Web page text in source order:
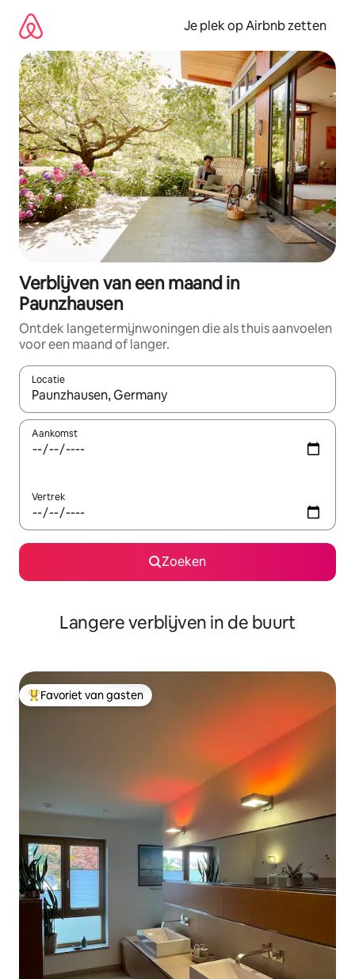
direct
naar
inhoud
Je plek op Airbnb zetten
Verblijven van een maand in
Paunzhausen
Ontdek langetermijnwoningen die als thuis aanvoelen
voor een maand of langer.
Locatie
Wanneer er resultaten beschikbaar zijn, maak je een keuze
Aankomst
Vertrek
Zoeken
Langere verblijven in de buurt
Topfavoriet van gasten
Favoriet van gasten